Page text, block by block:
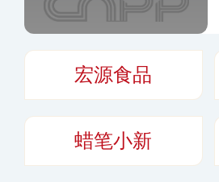
宏源食品
蜡笔小新